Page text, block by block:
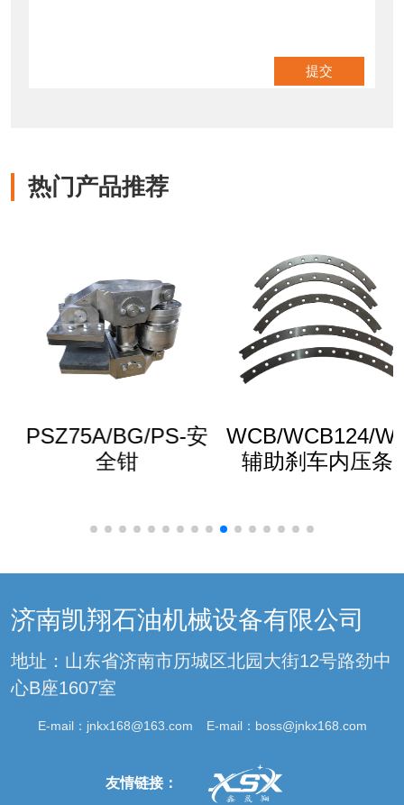
热门产品推荐
PSZ75A/BG/PS-安
全钳
WCB/WCB124/
辅助刹车内压条
济南凯翔石油机械设备有限公司
地址：山东省济南市历城区北园大街12号路劲中
心B座1607室
E-mail： jnkx168@163.com E-mail： boss@jnkx168.com
友情链接：